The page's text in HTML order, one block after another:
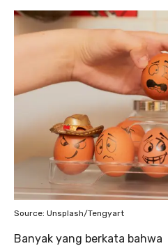
Source: Unsplash/Tengyart
Banyak yang berkata bahwa